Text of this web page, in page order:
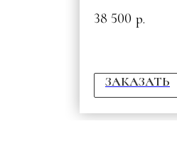
38 500 р.
ЗАКАЗАТЬ